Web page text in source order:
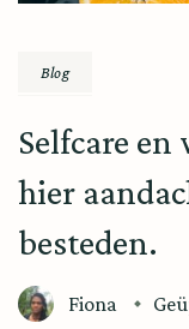
Blog
Selfcare
hier
besteden.
Fiona